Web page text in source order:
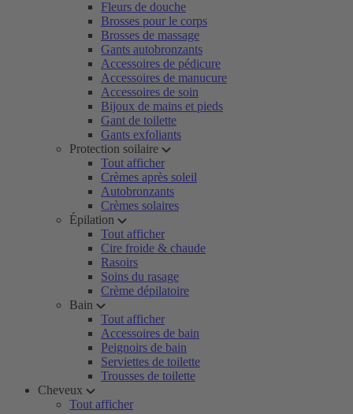
Fleurs de douche
Brosses pour le corps
Brosses de massage
Gants autobronzants
Accessoires de pédicure
Accessoires de manucure
Accessoires de soin
Bijoux de mains et pieds
Gant de toilette
Gants exfoliants
Protection soilaire
Tout afficher
Crèmes après soleil
Autobronzants
Crèmes solaires
Épilation
Tout afficher
Cire froide & chaude
Rasoirs
Soins du rasage
Crème dépilatoire
Bain
Tout afficher
Accessoires de bain
Peignoirs de bain
Serviettes de toilette
Trousses de toilette
Cheveux
Tout afficher